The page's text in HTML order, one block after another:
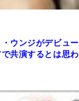
ウンジがデビュー
共演するとは思わ